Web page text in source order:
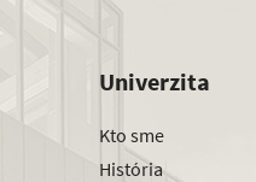
Univerzita
Kto sme
História